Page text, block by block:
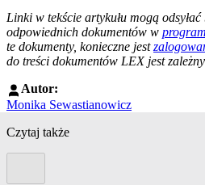
Linki w tekście artykułu mogą
odpowiednich dokumentów w
te dokumenty, konieczne jest
do treści dokumentów LEX jest
Autor:
Monika Sewastianowicz
Czytaj także